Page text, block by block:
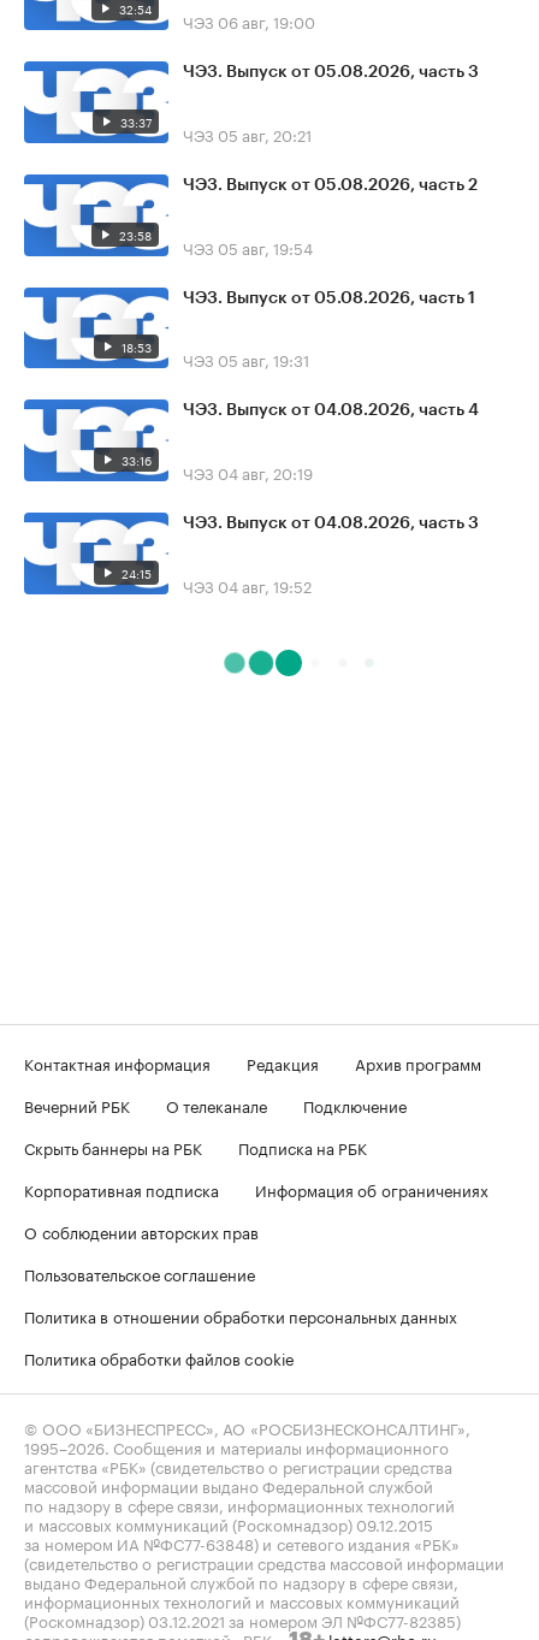
32:54 ЧЭЗ 06 авг, 19:00
33:37
ЧЭЗ. Выпуск от 05.08.2026, часть 3
ЧЭЗ 05 авг, 20:21
23:58
ЧЭЗ. Выпуск от 05.08.2026, часть 2
ЧЭЗ 05 авг, 19:54
18:53
ЧЭЗ. Выпуск от 05.08.2026, часть 1
ЧЭЗ 05 авг, 19:31
33:16
ЧЭЗ. Выпуск от 04.08.2026, часть 4
ЧЭЗ 04 авг, 20:19
24:15
ЧЭЗ. Выпуск от 04.08.2026, часть 3
ЧЭЗ 04 авг, 19:52
Контактная информация Редакция
Архив программ
Вечерний РБК
О телеканале
Подключение
Скрыть баннеры на РБК
Подписка на РБК
Корпоративная подписка
Информация об ограничениях
О соблюдении авторских прав
Пользовательское соглашение
Политика в отношении обработки персональных данных
Политика обработки файлов cookie
© ООО «БИЗНЕСПРЕСС», АО «РОСБИЗНЕСКОНСАЛТИНГ»,
1995–2026 . Сообщения и материалы информационного
агентства «РБК» (свидетельство о регистрации средства
массовой информации выдано Федеральной службой
по надзору в сфере связи, информационных технологий
и массовых коммуникаций (Роскомнадзор) 09.12.2015
за номером ИА №ФС77-63848) и сетевого издания «РБК»
(свидетельство о регистрации средства массовой информации
выдано Федеральной службой по надзору в сфере связи,
информационных технологий и массовых коммуникаций
(Роскомнадзор) 03.12.2021 за номером ЭЛ №ФС77-82385)